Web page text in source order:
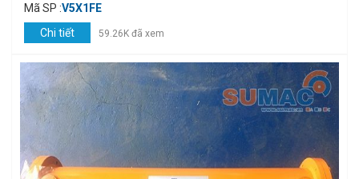
Mã SP :V5X1FE
Chi tiết
59.26K đã xem